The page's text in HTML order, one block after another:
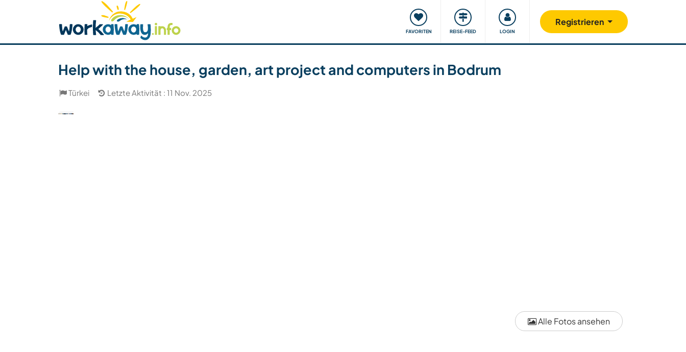
FAVORITEN REISE-FEED LOGIN
Registrieren
Host finden Reisepartner finden Reisen & Lernen Unsere Community Gutes tun
Sicherheit
Alle Fotos ansehen
Help with the house, garden, art project and computers in Bodrum
Türkei Letzte Aktivität : 11 Nov. 2025